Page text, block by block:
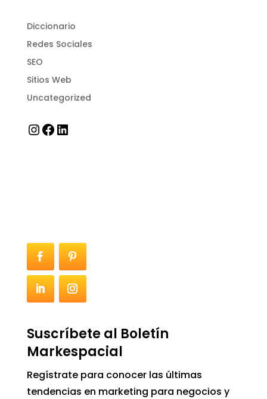
Diccionario
Redes Sociales
SEO
Sitios Web
Uncategorized
Instagram
Facebook
LinkedIn
Suscríbete al Boletín
Markespacial
Regístrate para conocer las últimas
tendencias en marketing para negocios y